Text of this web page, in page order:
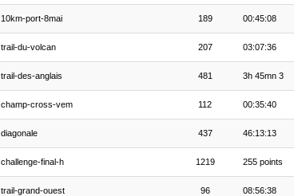
10km-port-8mai 189 00:45:08
trail-du-volcan 207 03:07:36
trail-des-anglais 481 3h 45mn 3
champ-cross-vem 112 00:35:40
diagonale 437 46:13:13
challenge-final-h 1219 255 points
trail-grand-ouest 96 08:56:38